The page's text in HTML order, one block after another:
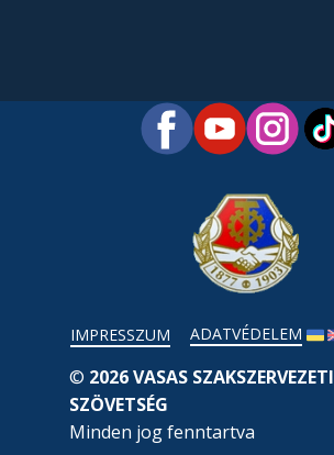
IMPRESSZUM ADATVÉDELEM
© 2026 VASAS SZAKSZERVEZETI
SZÖVETSÉG
Minden jog fenntartva